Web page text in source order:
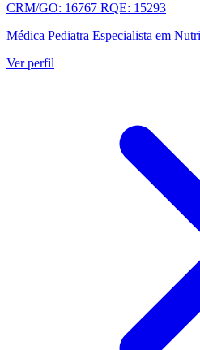
CRM/GO: 16767 RQE: 15293
Médica Pediatra Especialista em
Ver perfil